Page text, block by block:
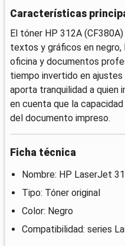
Características
El tóner HP 312A
textos y gráficos en
oficina y documentos
tiempo invertido en ajustes
aporta tranquilidad a quien
en cuenta que la
del documento impreso.
Ficha técnica
Nombre: HP LaserJet
Tipo: Tóner original
Color: Negro
Compatibilidad: series